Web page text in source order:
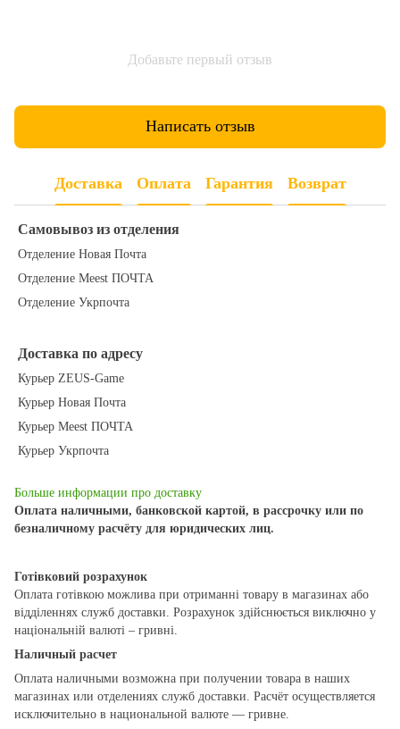
Добавьте первый отзыв
Написать отзыв
Доставка Оплата Гарантия Возврат
Самовывоз из отделения
Отделение Новая Почта
Отделение Meest ПОЧТА
Отделение Укрпочта
Доставка по адресу
Курьер ZEUS-Game
Курьер Новая Почта
Курьер Meest ПОЧТА
Курьер Укрпочта
Больше информации про доставку
Оплата наличными, банковской картой, в рассрочку или по
безналичному расчёту для юридических лиц.
Готівковий розрахунок
Оплата готівкою можлива при отриманні товару в магазинах або
відділеннях служб доставки. Розрахунок здійснюється виключно у
національній валюті – гривні.
Наличный расчет
Оплата наличными возможна при получении товара в наших
магазинах или отделениях служб доставки. Расчёт осуществляется
исключительно в национальной валюте — гривне.